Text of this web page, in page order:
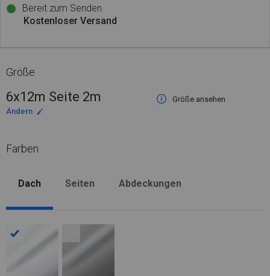
Bereit zum Senden
Kostenloser Versand
Größe
6x12m Seite 2m
Größe ansehen
Ändern
Farben
Dach Seiten Abdeckungen